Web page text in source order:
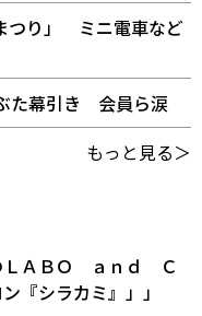
つり」 ミニ電車など
た幕引き 会員ら涙
もっと見る＞
ＬＡＢＯ ａｎｄ Ｃ
『シラカミ』」」